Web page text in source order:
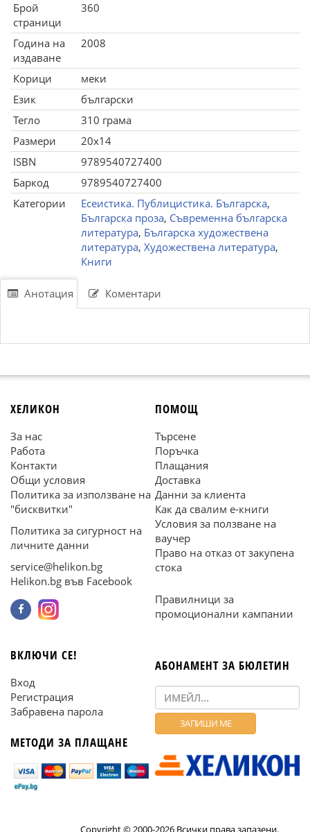
Брой
страници
360
Година на
издаване
2008
Корици
меки
Език
български
Тегло
310 грама
Размери
20x14
ISBN
9789540727400
Баркод
9789540727400
Категории
Есеистика. Публицистика. Българска,
Българска проза, Съвременна българска
литература, Българска художествена
литература, Художествена литература,
Книги
Анотация Коментари
ХЕЛИКОН
За нас
Работа
Контакти
Общи условия
Политика за използване на
"бисквитки"
Политика за сигурност на
личните данни
service@helikon.bg
Helikon.bg във Facebook
ПОМОЩ
Търсене
Поръчка
Плащания
Доставка
Данни за клиента
Как да свалим е-книги
Условия за ползване на
ваучер
Право на отказ от закупена
стока
Правилници за
промоционални кампании
ВКЛЮЧИ СЕ!
Вход
Регистрация
Забравена парола
МЕТОДИ ЗА ПЛАЩАНЕ
АБОНАМЕНТ ЗА БЮЛЕТИН
Copyright © 2000-2026 Всички права запазени.